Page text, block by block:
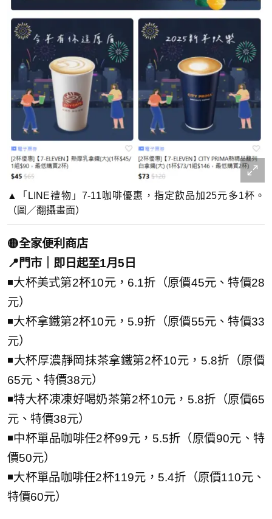
▲「LINE禮物」7-11咖啡優惠，指定飲品加25元多1杯。
（圖／翻攝畫面）
🟡全家便利商店
📍門市｜即日起至1月5日
◾大杯美式第2杯10元，6.1折（原價45元、特價28
元）
◾大杯拿鐵第2杯10元，5.9折（原價55元、特價33
元）
◾大杯厚濃靜岡抹茶拿鐵第2杯10元，5.8折（原價
65元、特價38元）
◾特大杯凍凍好喝奶茶第2杯10元，5.8折（原價65
元、特價38元）
◾中杯單品咖啡任2杯99元，5.5折（原價90元、特
價50元）
◾大杯單品咖啡任2杯119元，5.4折（原價110元、
特價60元）